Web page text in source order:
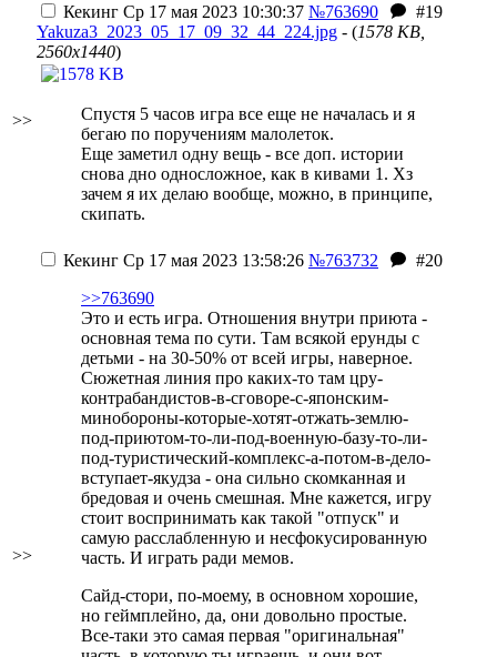
>>
Кекинг Ср 17 мая 2023 10:30:37 №763690
#19
Yakuza3_2023_05_17_09_32_44_224.jpg - (1578 KB,
2560x1440)
Спустя 5 часов игра все еще не началась и я
бегаю по поручениям малолеток.
Еще заметил одну вещь - все доп. истории
снова дно односложное, как в кивами 1. Хз
зачем я их делаю вообще, можно, в принципе,
скипать.
>>
Кекинг Ср 17 мая 2023 13:58:26 №763732
#20
>>763690
Это и есть игра. Отношения внутри приюта -
основная тема по сути. Там всякой ерунды с
детьми - на 30-50% от всей игры, наверное.
Сюжетная линия про каких-то там цру-
контрабандистов-в-сговоре-с-японским-
минобороны-которые-хотят-отжать-землю-
под-приютом-то-ли-под-военную-базу-то-ли-
под-туристический-комплекс-а-потом-в-дело-
вступает-якудза - она сильно скомканная и
бредовая и очень смешная. Мне кажется, игру
стоит воспринимать как такой "отпуск" и
самую расслабленную и несфокусированную
часть. И играть ради мемов.
Сайд-стори, по-моему, в основном хорошие,
но геймплейно, да, они довольно простые.
Все-таки это самая первая "оригинальная"